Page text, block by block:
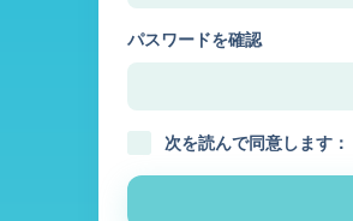
パスワードを確認
次を読んで同意します：